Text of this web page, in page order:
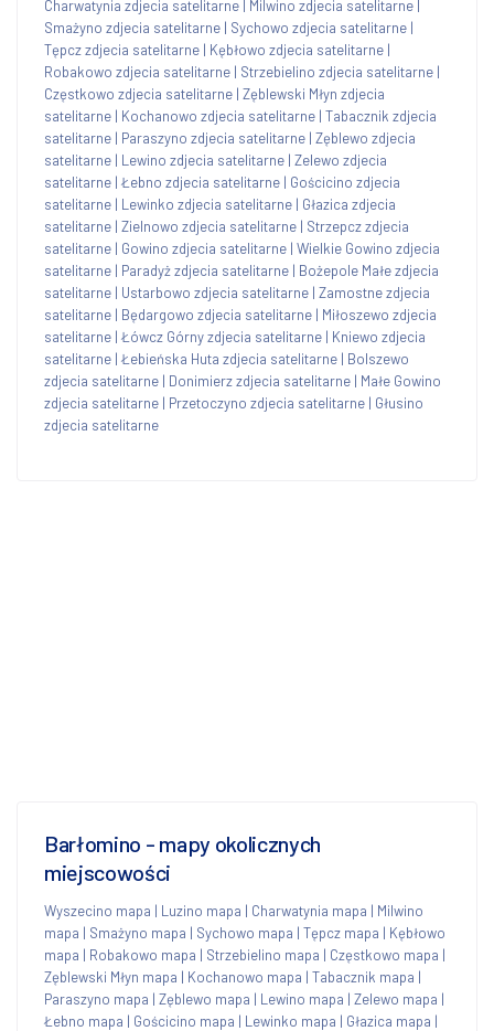
Charwatynia zdjecia satelitarne Milwino zdjecia satelitarne
Smażyno zdjecia satelitarne | Sychowo zdjecia satelitarne |
Tępcz zdjecia satelitarne | Kębłowo zdjecia satelitarne |
Robakowo zdjecia satelitarne | Strzebielino zdjecia satelitarne |
Częstkowo zdjecia satelitarne | Zęblewski Młyn zdjecia
satelitarne | Kochanowo zdjecia satelitarne | Tabacznik zdjecia
satelitarne | Paraszyno zdjecia satelitarne | Zęblewo zdjecia
satelitarne | Lewino zdjecia satelitarne | Zelewo zdjecia
satelitarne | Łebno zdjecia satelitarne | Gościcino zdjecia
satelitarne | Lewinko zdjecia satelitarne | Głazica zdjecia
satelitarne | Zielnowo zdjecia satelitarne | Strzepcz zdjecia
satelitarne | Gowino zdjecia satelitarne | Wielkie Gowino zdjecia
satelitarne | Paradyż zdjecia satelitarne | Bożepole Małe zdjecia
satelitarne | Ustarbowo zdjecia satelitarne | Zamostne zdjecia
satelitarne | Będargowo zdjecia satelitarne | Miłoszewo zdjecia
satelitarne | Łówcz Górny zdjecia satelitarne | Kniewo zdjecia
satelitarne | Łebieńska Huta zdjecia satelitarne | Bolszewo
zdjecia satelitarne | Donimierz zdjecia satelitarne | Małe Gowino
zdjecia satelitarne | Przetoczyno zdjecia satelitarne | Głusino
zdjecia satelitarne
Barłomino - mapy okolicznych
miejscowości
Wyszecino mapa | Luzino mapa | Charwatynia mapa | Milwino
mapa | Smażyno mapa | Sychowo mapa | Tępcz mapa | Kębłowo
mapa | Robakowo mapa | Strzebielino mapa | Częstkowo mapa |
Zęblewski Młyn mapa | Kochanowo mapa | Tabacznik mapa |
Paraszyno mapa | Zęblewo mapa | Lewino mapa | Zelewo mapa |
Łebno mapa | Gościcino mapa | Lewinko mapa | Głazica mapa |